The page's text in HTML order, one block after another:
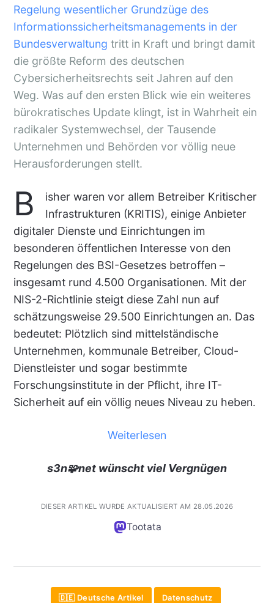
Regelung wesentlicher Grundzüge des
Informationssicherheitsmanagements in der
Bundesverwaltung tritt in Kraft und bringt damit
die größte Reform des deutschen
Cybersicherheitsrechts seit Jahren auf den
Weg. Was auf den ersten Blick wie ein weiteres
bürokratisches Update klingt, ist in Wahrheit ein
radikaler Systemwechsel, der Tausende
Unternehmen und Behörden vor völlig neue
Herausforderungen stellt.
B
isher waren vor allem Betreiber Kritischer
Infrastrukturen (KRITIS), einige Anbieter
digitaler Dienste und Einrichtungen im
besonderen öffentlichen Interesse von den
Regelungen des BSI-Gesetzes betroffen –
insgesamt rund 4.500 Organisationen. Mit der
NIS-2-Richtlinie steigt diese Zahl nun auf
schätzungsweise 29.500 Einrichtungen an. Das
bedeutet: Plötzlich sind mittelständische
Unternehmen, kommunale Betreiber, Cloud-
Dienstleister und sogar bestimmte
Forschungsinstitute in der Pflicht, ihre IT-
Sicherheit auf ein völlig neues Niveau zu heben.
Weiterlesen
s3n🧩net wünscht viel Vergnügen
DIESER ARTIKEL WURDE AKTUALISIERT AM 28.05.2026
Tootata
🇩🇪 Deutsche Artikel Datenschutz